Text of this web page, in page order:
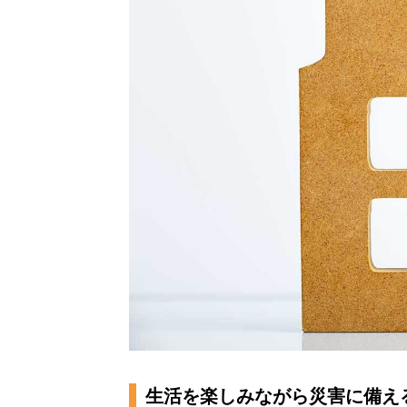
生活を楽しみながら災害に備え